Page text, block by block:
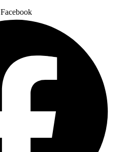
Facebook